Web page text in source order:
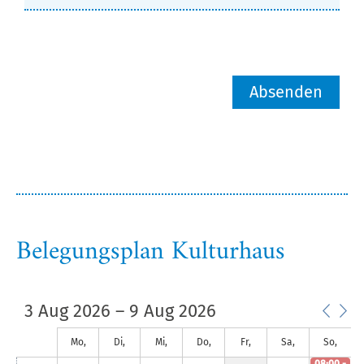
Belegungsplan Kulturhaus
3 Aug 2026 – 9 Aug 2026
Mo, Di, Mi, Do, Fr, Sa, So,
300
6